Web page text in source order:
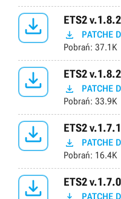
 ETS2
 PATCHE
Pobrań: 37.1K
 ETS2
 PATCHE
Pobrań: 33.9K
 ETS2
 PATCHE
Pobrań: 16.4K
 ETS2
PATCHE